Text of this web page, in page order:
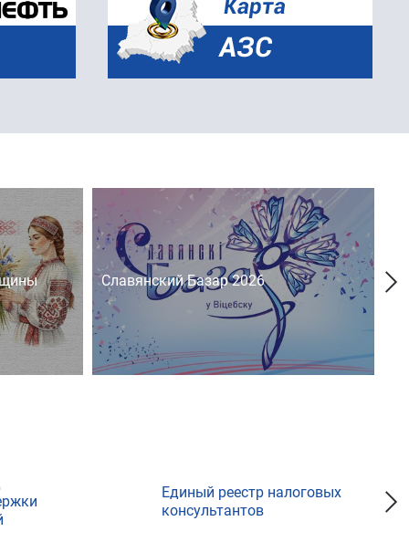
Славянский Базар 2026
Единый реестр налоговых
консультантов